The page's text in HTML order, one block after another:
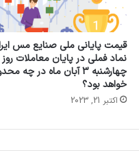
قیمت پایانی ملي‌ صنايع‌ مس‌
نماد فملی در پایان معاملات روز
چهارشنبه 3 آبان ماه در چه
خواهد بود؟​
اکتبر 21, 2023